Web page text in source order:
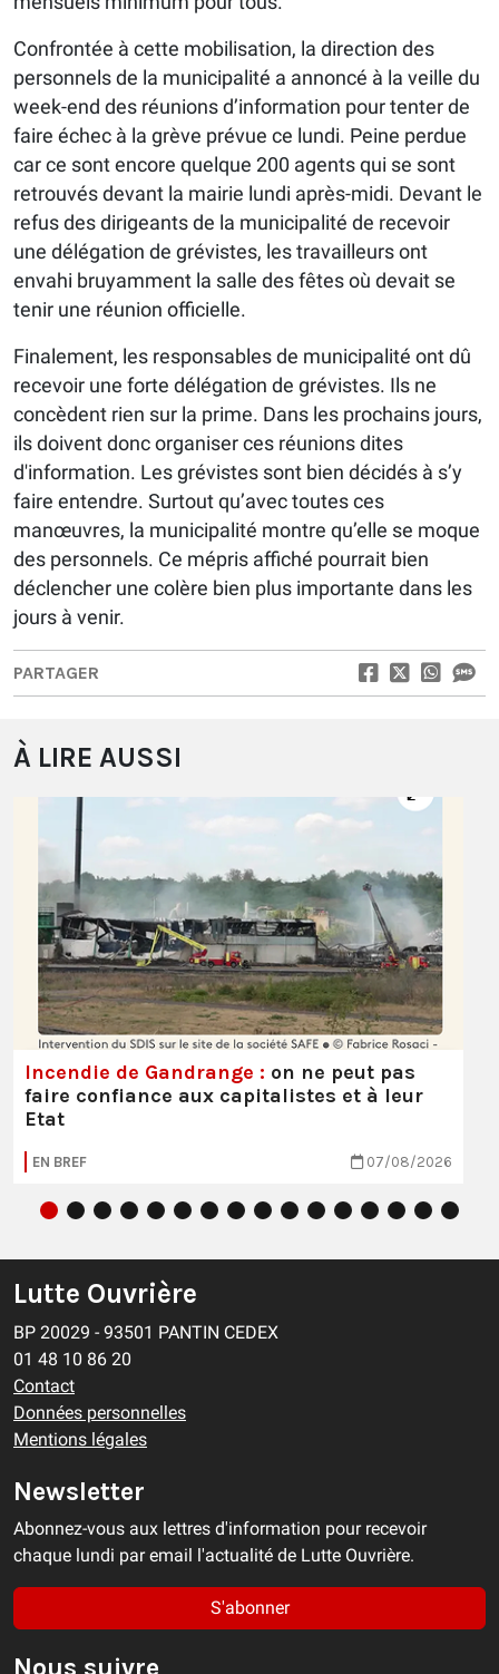
Confrontée à cette mobilisation, la direction des
personnels de la municipalité a annoncé à la veille du
week-end des réunions d’information pour tenter de
faire échec à la grève prévue ce lundi. Peine perdue
car ce sont encore quelque 200 agents qui se sont
retrouvés devant la mairie lundi après-midi. Devant le
refus des dirigeants de la municipalité de recevoir
une délégation de grévistes, les travailleurs ont
envahi bruyamment la salle des fêtes où devait se
tenir une réunion officielle.
Finalement, les responsables de municipalité ont dû
recevoir une forte délégation de grévistes. Ils ne
concèdent rien sur la prime. Dans les prochains jours,
ils doivent donc organiser ces réunions dites
d'information. Les grévistes sont bien décidés à s’y
faire entendre. Surtout qu’avec toutes ces
manœuvres, la municipalité montre qu’elle se moque
des personnels. Ce mépris affiché pourrait bien
déclencher une colère bien plus importante dans les
jours à venir.
PARTAGER
À LIRE AUSSI
Incendie de Gandrange : on ne peut pas
faire confiance aux capitalistes et à leur
Etat
EN BREF 07/08/2026
Lutte Ouvrière
BP 20029 - 93501 PANTIN CEDEX
01 48 10 86 20
Contact
Données personnelles
Mentions légales
Newsletter
Abonnez-vous aux lettres d'information pour recevoir
chaque lundi par email l'actualité de Lutte Ouvrière.
S'abonner
Nous suivre